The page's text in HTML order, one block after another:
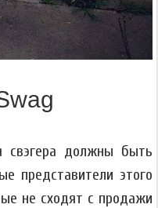
свэгера должны быть
представители этого
не сходят с продажи